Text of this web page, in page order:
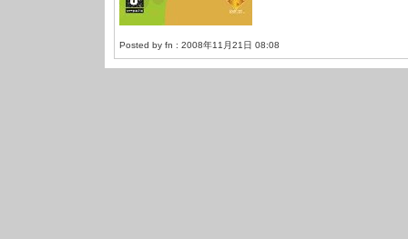
Posted by fn : 2008年11月21日 08:08